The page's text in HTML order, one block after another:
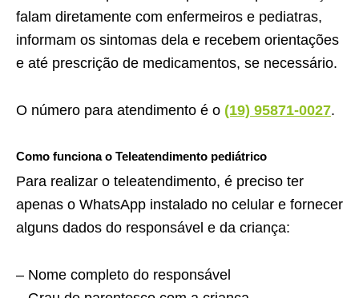
falam diretamente com enfermeiros e pediatras,
informam os sintomas dela e recebem orientações
e até prescrição de medicamentos, se necessário.
O número para atendimento é o (19) 95871-0027.
Como funciona o Teleatendimento pediátrico
Para realizar o teleatendimento, é preciso ter
apenas o WhatsApp instalado no celular e fornecer
alguns dados do responsável e da criança:
– Nome completo do responsável